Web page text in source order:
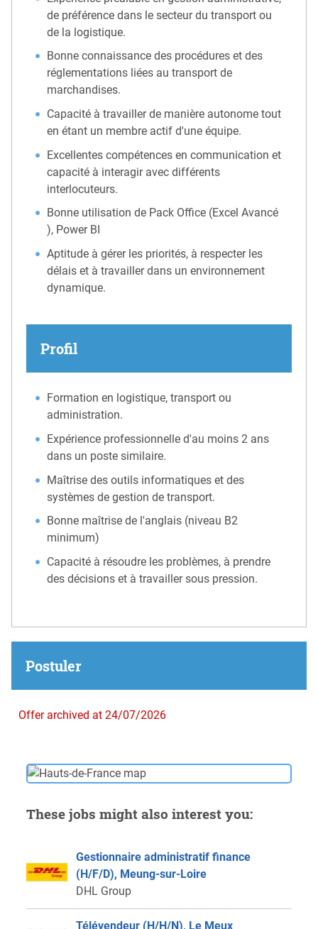
de préférence dans le secteur du transport ou
de la logistique.
Bonne connaissance des procédures et des
réglementations liées au transport de
marchandises.
Capacité à travailler de manière autonome tout
en étant un membre actif d'une équipe.
Excellentes compétences en communication et
capacité à interagir avec différents
interlocuteurs.
Bonne utilisation de Pack Office (Excel Avancé
), Power BI
Aptitude à gérer les priorités, à respecter les
délais et à travailler dans un environnement
dynamique.
Profil
Formation en logistique, transport ou
administration.
Expérience professionnelle d'au moins 2 ans
dans un poste similaire.
Maîtrise des outils informatiques et des
systèmes de gestion de transport.
Bonne maîtrise de l'anglais (niveau B2
minimum)
Capacité à résoudre les problèmes, à prendre
des décisions et à travailler sous pression.
Postuler
Offer archived at 24/07/2026
These jobs might also interest you:
Gestionnaire administratif finance
(H/F/D), Meung-sur-Loire
DHL Group
Télévendeur (H/H/N), Le Meux